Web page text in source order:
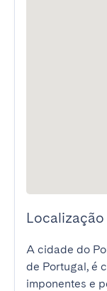
Localização
A cidade do
de Portugal, é
imponentes e